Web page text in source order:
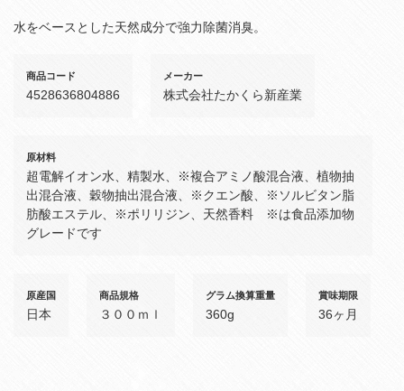
水をベースとした天然成分で強力除菌消臭。
商品コード
4528636804886
メーカー
株式会社たかくら新産業
原材料
超電解イオン水、精製水、※複合アミノ酸混合液、植物抽
出混合液、穀物抽出混合液、※クエン酸、※ソルビタン脂
肪酸エステル、※ポリリジン、天然香料 ※は食品添加物
グレードです
原産国
日本
商品規格
３００ｍｌ
グラム換算重量
360g
賞味期限
36ヶ月